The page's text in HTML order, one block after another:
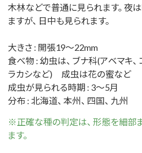
木林などで普通に見られます。 夜
ますが、 日中も見られます。
大きさ : 開張19～22mm
食べ物 : 幼虫は、 ブナ科(アベマキ、
ラカシなど) 成虫は花の蜜など
成虫が見られる時期 : 3～5月
分布 : 北海道、 本州、 四国、 九州
※正確な種の判定は、 形態を細部
ます。